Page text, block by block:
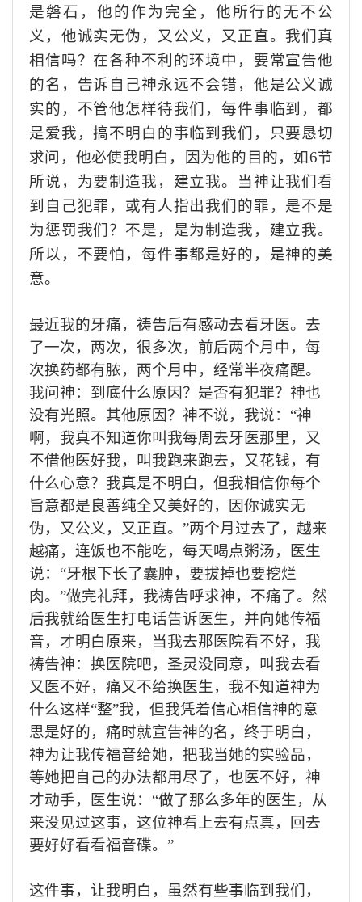
是磐石， 他的作为完全，他所行的无不公
义， 他诚实无伪，又公义，又正直。 我们 真
相信吗？在各种不利的环境中，要常宣告他
的名，告诉自己神永远不会错，他是公义诚
实的，不管他怎样待我们，每件事临到，都
是爱我，搞不明白的事临到我们，只要恳切
求问，他必使我明白，因为他的目的，如6节
所说 ， 为要制造我 ，建立我。 当神让我们看
到自己犯罪，或有人指出我们 的罪，是不是
为惩罚我们？ 不是，是为制造我 ，建立我。
所以，不要怕，每件事都是好的，是神的美
意。
最近我的牙痛，祷告后有感动去看牙医。去
了一次，两次， 很多次，前后两个月 中 ，每
次换药都有脓，两个月中，经常半夜痛醒。
我问神：到底什么原因？ 是否有犯罪？神也
没有光照。其他原因？ 神不说，我说： “神
啊，我真不知道你叫我每周去牙医那里，又
不借他医好我，叫我跑来跑去， 又花钱，有
什么心意？ 我真是不明白 ， 但我相信你每个
旨意都是良善纯全又美好的，
因你诚实无
伪，又公义，又正直。 ”两个月过去了，越来
越痛，连饭也不能吃，每天喝点粥汤，医生
说： “牙根下长了囊肿，要拔掉也要挖烂
肉。 ”做完礼拜， 我祷告呼求神，不痛了。 然
后我就给医生打电话告诉医生，并向她传福
音， 才明白原来，当我去那医院看不好，我
祷告神： 换医院吧，圣灵没同意，叫我去看
又医不好，痛又不给换医生 ，我不知道神为
什么这样“整”我，但我凭着信心相信神的意
思是好的，痛时就宣告神的名，终于明白，
神为让我传福音给她，把我当她的实验品，
等她把自己的办法都用尽了， 也医不好，神
才动手，医生说： “做了那么多年的医生，从
来没见过这事，这位神看上去有点真，回去
要好好看看福音碟。 ”
这件事，让我明白，虽然有些事临到我们 ，